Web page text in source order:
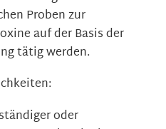
Proben zur
auf der Basis der
tätig werden.
oder